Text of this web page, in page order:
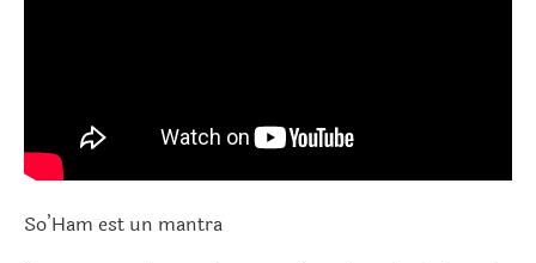
So’Ham est un mantra